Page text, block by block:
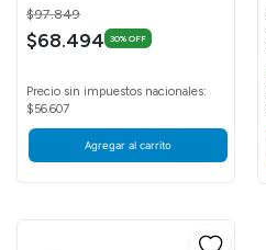
Price reduced from
$97.849
$68.494 30% OFF
Precio sin impuestos nacionales:
$56.607
Agregar al carrito